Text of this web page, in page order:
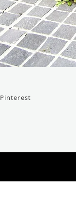
Pinterest